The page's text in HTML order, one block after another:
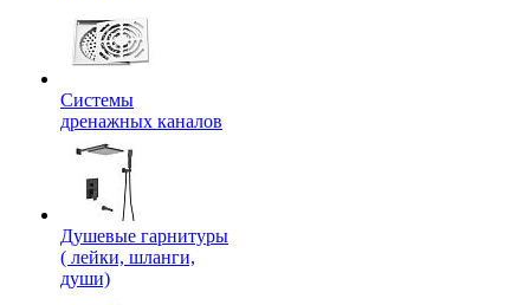
Системы
дренажных каналов
Душевые гарнитуры
( лейки, шланги,
души)